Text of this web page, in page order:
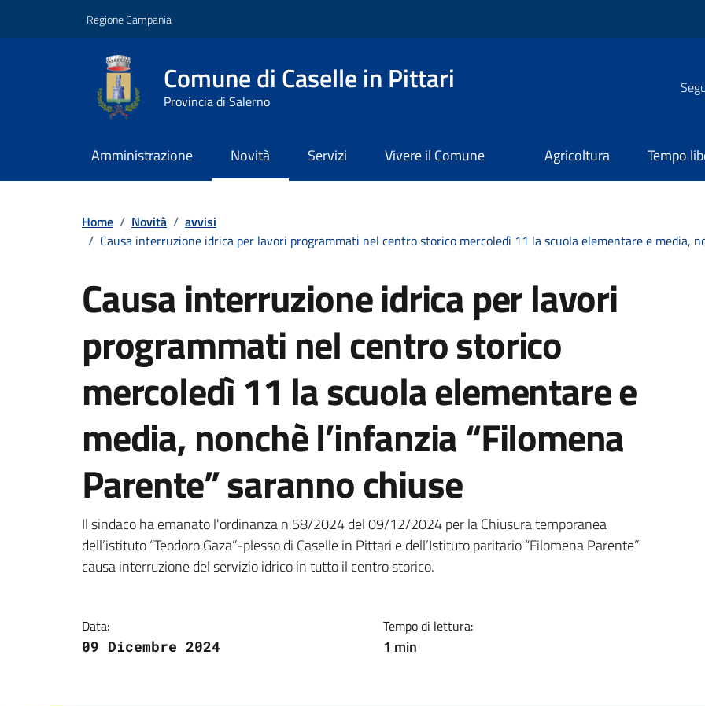
Regione Campania
Comune di Caselle in Pittari
Provincia di Salerno
Amministrazione Novità Servizi Vivere il Comune Agricoltura Tempo
Home / Novità / avvisi
/ Causa interruzione idrica per lavori programmati nel centro storico mercoledì 11 la scuola elementare e media,
Causa interruzione idrica per lavori
programmati nel centro storico
mercoledì 11 la scuola elementare e
media, nonchè l’infanzia “Filomena
Parente” saranno chiuse
Dettagli della notizia
Il sindaco ha emanato l'ordinanza n.58/2024 del 09/12/2024 per la Chiusura temporanea
dell’istituto “Teodoro Gaza”-plesso di Caselle in Pittari e dell’Istituto paritario “Filomena Parente”
causa interruzione del servizio idrico in tutto il centro storico.
Data:
09 Dicembre 2024
Tempo di lettura:
1 min